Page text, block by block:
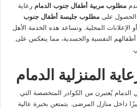
مطلوب مربية أطفال جنوب الدمام رعاية
الحصول علىمطلوب جليسة أطفال جنوب
الإعلانات المحلية. وتساعد هذه الخدمة الأهل
أطفالهم النفسية والجسدية، مما ينعكس على
المنزلية الدمام
الدمام يُعتبرن من الكوادر المتخصصة التي
داخل منازل المرضى. يتمتعن بخبرة عالية